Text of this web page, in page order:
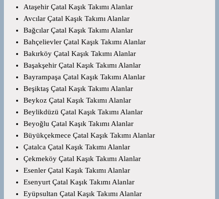
Ataşehir Çatal Kaşık Takımı Alanlar
Avcılar Çatal Kaşık Takımı Alanlar
Bağcılar Çatal Kaşık Takımı Alanlar
Bahçelievler Çatal Kaşık Takımı Alanlar
Bakırköy Çatal Kaşık Takımı Alanlar
Başakşehir Çatal Kaşık Takımı Alanlar
Bayrampaşa Çatal Kaşık Takımı Alanlar
Beşiktaş Çatal Kaşık Takımı Alanlar
Beykoz Çatal Kaşık Takımı Alanlar
Beylikdüzü Çatal Kaşık Takımı Alanlar
Beyoğlu Çatal Kaşık Takımı Alanlar
Büyükçekmece Çatal Kaşık Takımı Alanlar
Çatalca Çatal Kaşık Takımı Alanlar
Çekmeköy Çatal Kaşık Takımı Alanlar
Esenler Çatal Kaşık Takımı Alanlar
Esenyurt Çatal Kaşık Takımı Alanlar
Eyüpsultan Çatal Kaşık Takımı Alanlar